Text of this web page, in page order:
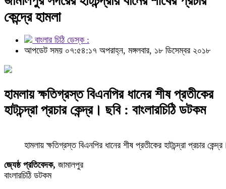
কেন্দ্রে হামলা
বাংলার চিঠি ডেস্ক :
আপডেট সময় ০৭:৫৪:১৭ অপরাহ্ন, মঙ্গলবার, ১৮ ডিসেম্বর ২০১৮
হামলায় ক্ষতিগ্রস্ত বিএনপির ধানের শীষ প্রতীকের
হাটচন্দ্রা প্রচার কেন্দ্র। ছবি : বাংলারচিঠি ডটকম
হামলায় ক্ষতিগ্রস্ত বিএনপির ধানের শীষ প্রতীকের হাটচন্দ্রা প্রচার
জ্যেষ্ঠ প্রতিবেদক, জামালপুর
বাংলারচিঠি ডটকম